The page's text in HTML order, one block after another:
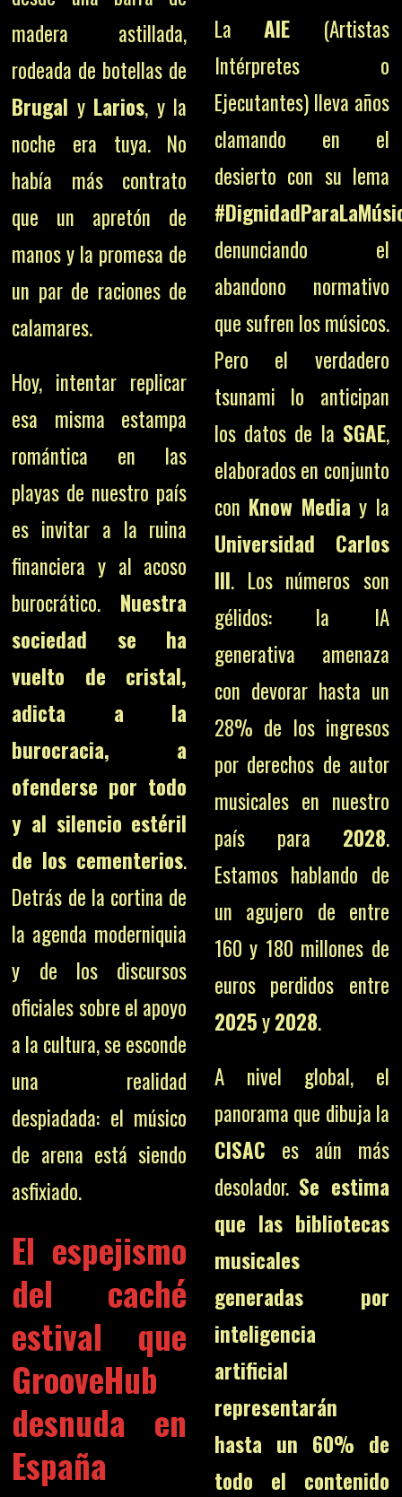
madera astillada,
rodeada de botellas de
Brugal y Larios, y la
noche era tuya. No
había más contrato
que un apretón de
manos y la promesa de
un par de raciones de
calamares.
Hoy, intentar replicar
esa misma estampa
romántica en las
playas de nuestro país
es invitar a la ruina
financiera y al acoso
burocrático. Nuestra
sociedad se ha
vuelto de cristal,
adicta a la
burocracia, a
ofenderse por todo
y al silencio estéril
de los cementerios.
Detrás de la cortina de
la agenda moderniquia
y de los discursos
oficiales sobre el apoyo
a la cultura, se esconde
una realidad
despiadada: el músico
de arena está siendo
asfixiado.
El espejismo
del caché
estival que
GrooveHub
desnuda en
España
La AIE(Artistas
Intérpretes o
Ejecutantes) lleva años
clamando en el
desierto con su lema
denunciando el
abandono normativo
que sufren los músicos.
Pero el verdadero
tsunami lo anticipan
los datos de la SGAE,
elaborados en conjunto
con Know Media y la
Universidad Carlos
III. Los números son
gélidos: la IA
generativa amenaza
con devorar hasta un
28% de los ingresos
por derechos de autor
musicales en nuestro
país para 2028.
Estamos hablando de
un agujero de entre
160 y 180 millones de
euros perdidos entre
2025y2028.
A nivel global, el
panorama que dibuja la
CISAC es aún más
desolador. Se estima
que las bibliotecas
musicales
generadas por
inteligencia
artificial
representarán
hasta un 60% de
todo el contenido